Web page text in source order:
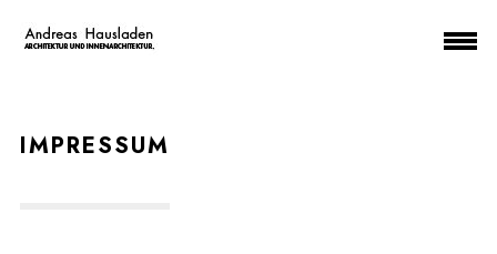
IMPRESSUM